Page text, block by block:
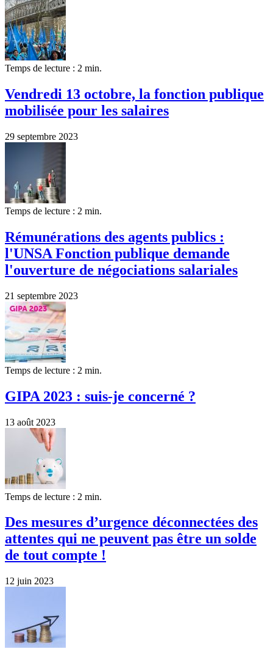
Temps de lecture : 2 min.
Vendredi 13 octobre, la fonction publique
mobilisée pour les salaires
29 septembre 2023
Temps de lecture : 2 min.
Rémunérations des agents publics :
l'UNSA Fonction publique demande
l'ouverture de négociations salariales
21 septembre 2023
Temps de lecture : 2 min.
GIPA 2023 : suis-je concerné ?
13 août 2023
Temps de lecture : 2 min.
Des mesures d’urgence déconnectées des
attentes qui ne peuvent pas être un solde
de tout compte !
12 juin 2023